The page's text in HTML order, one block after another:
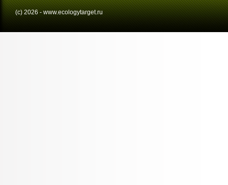
(с) 2026 - www.ecologytarget.ru